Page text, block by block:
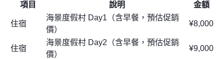
項目
說明 金額
住宿
海景度假村 Day1（含早餐，預估促銷
價）
¥8,000
住宿
海景度假村 Day2（含早餐，預估促銷
價）
¥9,000